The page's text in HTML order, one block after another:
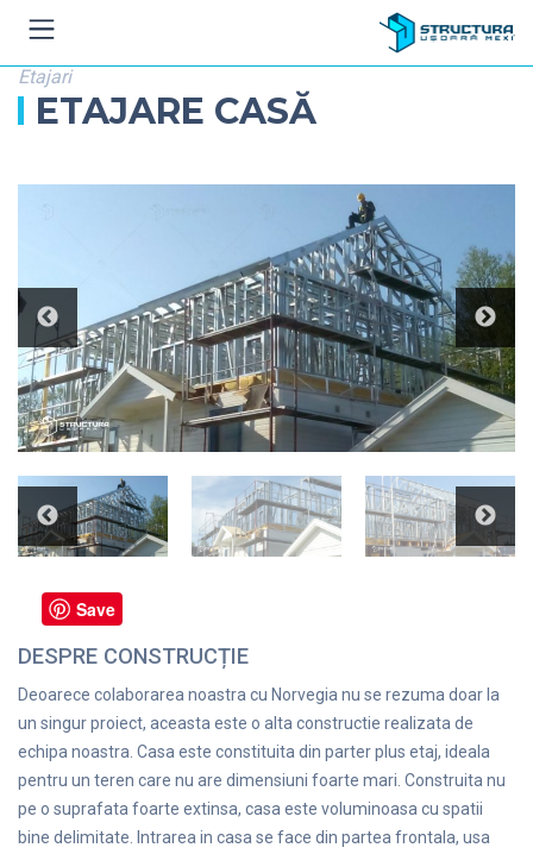
Etajari
ETAJARE CASĂ
Save
DESPRE CONSTRUCȚIE
Deoarece colaborarea noastra cu Norvegia nu se rezuma doar la
un singur proiect, aceasta este o alta constructie realizata de
echipa noastra. Casa este constituita din parter plus etaj, ideala
pentru un teren care nu are dimensiuni foarte mari. Construita nu
pe o suprafata foarte extinsa, casa este voluminoasa cu spatii
bine delimitate. Intrarea in casa se face din partea frontala, usa